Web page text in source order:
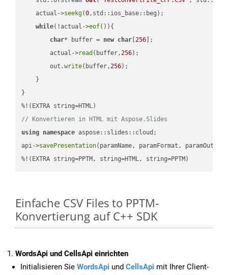
    actual->
seekg(0,std::ios_base::beg);
while(!actual->eof()){
char* buffer = new char [256 ];
        actual->
read (buffer,256);
        out.
write(buffer,256);
    }
}
// Konvertieren in HTML mit Aspose.Slides
using namespace aspose::slides::cloud;
api->savePresentation(paramName, paramFormat,
%!(EXTRA string=PPTM, string=HTML, string=PPTM)
Einfache CSV Files to PPTM-
Konvertierung auf C++ SDK
WordsApi und CellsApi einrichten
Initialisieren Sie WordsApi und CellsApi mit Ihrer Client-